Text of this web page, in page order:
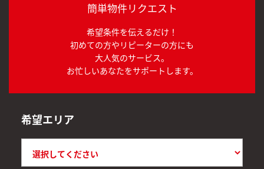
簡単物件リクエスト
希望条件を伝えるだけ！
初めての方やリピーターの方にも
大人気のサービス。
お忙しいあなたをサポートします。
希望エリア